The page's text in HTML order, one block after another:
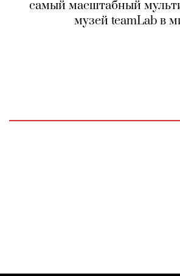
самый масштабный
музей teamLab в